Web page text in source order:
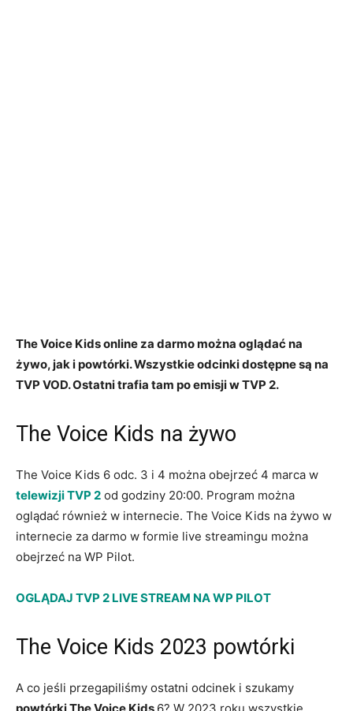
The Voice Kids online za darmo można oglądać na
żywo, jak i powtórki. Wszystkie odcinki dostępne są na
TVP VOD. Ostatni trafia tam po emisji w TVP 2.
The Voice Kids na żywo
The Voice Kids 6 odc. 3 i 4 można obejrzeć 4 marca w
telewizji TVP 2 od godziny 20:00. Program można
oglądać również w internecie. The Voice Kids na żywo w
internecie za darmo w formie live streamingu można
obejrzeć na WP Pilot.
OGLĄDAJ TVP 2 LIVE STREAM NA WP PILOT
The Voice Kids 2023 powtórki
A co jeśli przegapiliśmy ostatni odcinek i szukamy
powtórki The Voice Kids 6? W 2023 roku wszystkie